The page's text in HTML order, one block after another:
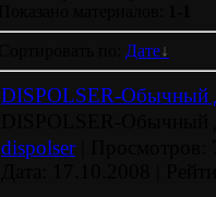
Дате
DISPOLSER-Обычный
dispolser| Просмотров: